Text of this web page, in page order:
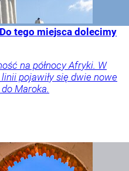
tego miejsca dolecimy
na północy Afryki. W
pojawiły się dwie nowe
Maroka.